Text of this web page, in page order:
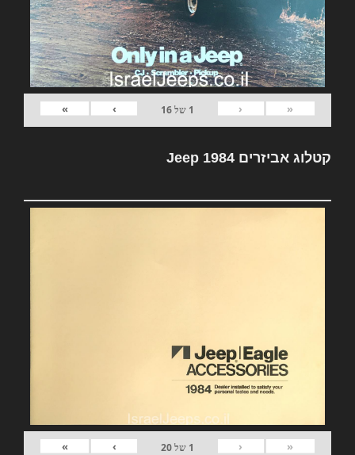
«
‹
1 של16
›
»
קטלוג אביזרים Jeep 1984
«
‹
1 של20
›
»